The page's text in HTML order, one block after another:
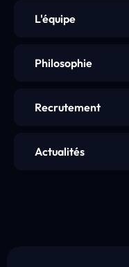
L'équipe
Philosophie
Recrutement
Actualités